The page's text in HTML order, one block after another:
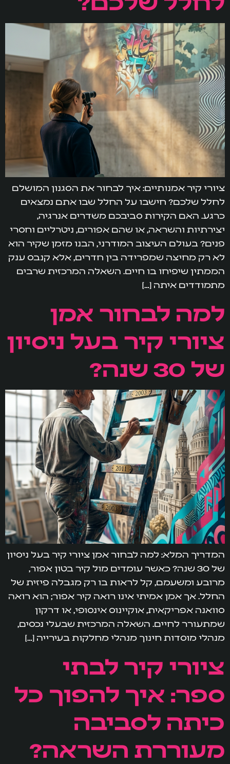
ציורי קיר אמנותיים: איך לבחור את הסגנון המושלם
לחלל שלכם? חישבו על החלל שבו אתם נמצאים
כרגע. האם הקירות סביבכם משדרים אנרגיה,
יצירתיות והשראה, או שהם אפורים, ניטרליים וחסרי
פנים? בעולם העיצוב המודרני, הבנו מזמן שקיר הוא
לא רק מחיצה שמפרידה בין חדרים, אלא קנבס ענק
הממתין שיפיחו בו חיים. השאלה המרכזית שרבים
מתמודדים איתה […]
למה לבחור אמן
ציורי קיר בעל ניסיון
של 30 שנה?
המדריך המלא: למה לבחור אמן ציורי קיר בעל ניסיון
של 30 שנה? כאשר עומדים מול קיר בטון אפור,
מרובע ומשעמם, קל לראות בו רק מגבלה פיזית של
החלל. אך אמן אמיתי אינו רואה קיר אפור; הוא רואה
סוואנה אפריקאית, אוקיינוס אינסופי, או דרקון
שמתעורר לחיים. השאלה המרכזית שבעלי נכסים,
מנהלי מוסדות חינוך מנהלי מחלקות בעירייה […]
ציורי קיר לבתי
ספר: איך להפוך כל
כיתה לסביבה
מעוררת השראה?